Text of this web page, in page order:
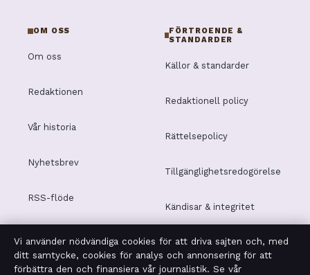
OM OSS
Om oss
Redaktionen
Vår historia
Nyhetsbrev
RSS-flöde
FÖRTROENDE &
STANDARDER
Källor & standarder
Redaktionell policy
Rättelsepolicy
Tillgänglighetsredogörelse
Kändisar & integritet
Integritetspolicy
Vi använder nödvändiga cookies för att driva sajten och, med
ditt samtycke, cookies för analys och annonsering för att
förbättra den och finansiera vår journalistik. Se vår